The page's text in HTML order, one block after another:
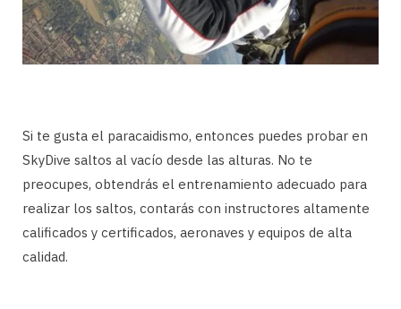
Si te gusta el paracaidismo, entonces puedes probar en
SkyDive saltos al vacío desde las alturas. No te
preocupes, obtendrás el entrenamiento adecuado para
realizar los saltos, contarás con instructores altamente
calificados y certificados, aeronaves y equipos de alta
calidad.